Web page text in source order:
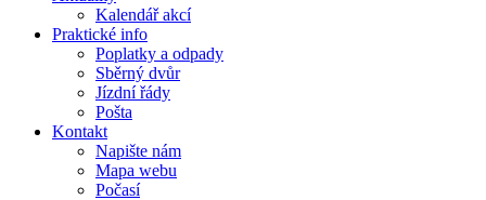
Kalendář akcí
Praktické info
Poplatky a odpady
Sběrný dvůr
Jízdní řády
Pošta
Kontakt
Napište nám
Mapa webu
Počasí